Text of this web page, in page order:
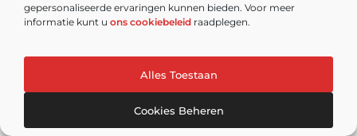
gepersonaliseerde ervaringen kunnen bieden. Voor meer
informatie kunt u ons cookiebeleid raadplegen.
Alles Toestaan
Cookies Beheren